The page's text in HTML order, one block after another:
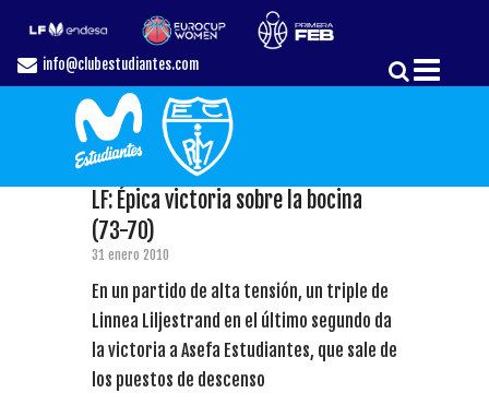
info@clubestudiantes.com
LF: Épica victoria sobre la bocina
(73-70)
31 enero 2010
En un partido de alta tensión, un triple de
Linnea Liljestrand en el último segundo da
la victoria a Asefa Estudiantes, que sale de
los puestos de descenso